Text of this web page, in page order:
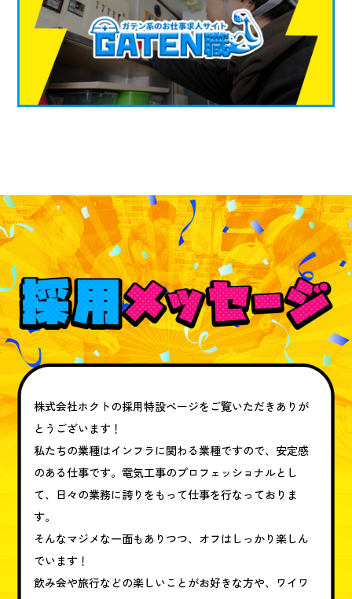
株式会社ホクトの採用特設ページをご覧いただきありが
とうございます！
私たちの業種はインフラに関わる業種ですので、安定感
のある仕事です。電気工事のプロフェッショナルとし
て、日々の業務に誇りをもって仕事を行なっておりま
す。
そんなマジメな一面もありつつ、オフはしっかり楽しん
でいます！
飲み会や旅行などの楽しいことがお好きな方や、ワイワ